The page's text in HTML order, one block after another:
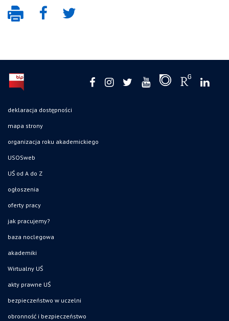
deklaracja dostępności
mapa strony
organizacja roku akademickiego
USOSweb
UŚ od A do Z
ogłoszenia
oferty pracy
jak pracujemy?
baza noclegowa
akademiki
Wirtualny UŚ
akty prawne UŚ
bezpieczeństwo w uczelni
obronność i bezpieczeństwo